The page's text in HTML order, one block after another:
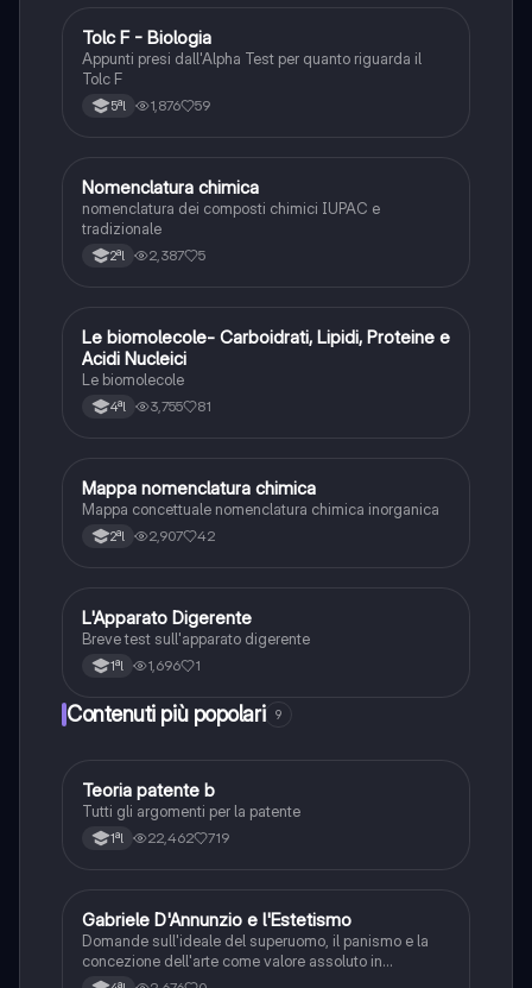
Chimica
Tolc F - Biologia
Appunti presi dall'Alpha Test per quanto riguarda il
Tolc F
5ªl 1,876 59
NChimica
Nomenclatura chimica
nomenclatura dei composti chimici IUPAC e
tradizionale
2ªl 2,387 5
Scienze
Le biomolecole- Carboidrati, Lipidi, Proteine e
Acidi Nucleici
Le biomolecole
4ªl 3,755 81
Chimica
Mappa nomenclatura chimica
Mappa concettuale nomenclatura chimica inorganica
2ªl 2,907 42
LScienze
L'Apparato Digerente
Breve test sull'apparato digerente
1ªl 1,696 1
Contenuti più popolari 9
TAltro
Teoria patente b
Tutti gli argomenti per la patente
1ªl 22,462 719
GItaliano
Gabriele D'Annunzio e l'Estetismo
Domande sull'ideale del superuomo, il panismo e la
concezione dell'arte come valore assoluto in
D'Annunzio.